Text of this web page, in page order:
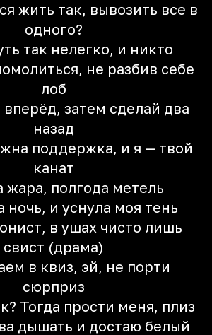
жить так, вывозить все в
одного?
так нелегко, и никто
не разбив себе
лоб
затем сделай два
назад
поддержка, и я — твой
канат
жара, полгода метель
ночь, и уснула моя тень
в ушах чисто лишь
свист (драма)
в квиз, эй, не порти
сюрприз
Тогда прости меня, плиз
дышать и достаю белый